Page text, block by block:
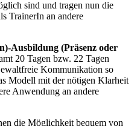
sind und tragen nun die
TrainerIn an andere
Ausbildung (Präsenz oder
20 Tagen bzw. 22 Tagen
Kommunikation so
Modell mit der nötigen Klarheit
Anwendung an andere
die Möglichkeit bequem von